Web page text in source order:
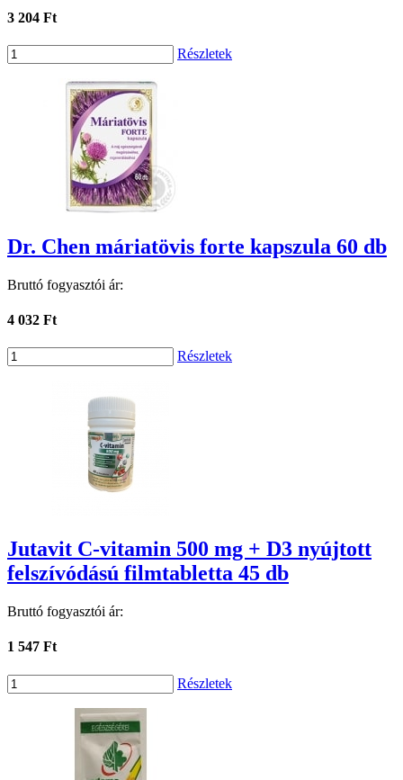
3 204 Ft
Részletek
Dr. Chen máriatövis forte kapszula 60 db
Bruttó fogyasztói ár:
4 032 Ft
Részletek
Jutavit C-vitamin 500 mg + D3 nyújtott
felszívódású filmtabletta 45 db
Bruttó fogyasztói ár:
1 547 Ft
Részletek